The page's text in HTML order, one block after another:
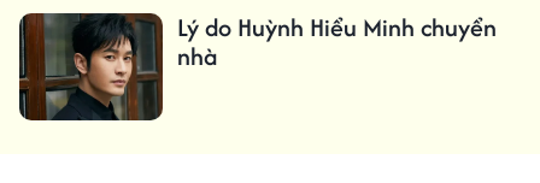
Lý do Huỳnh Hiểu Minh chuyển
nhà